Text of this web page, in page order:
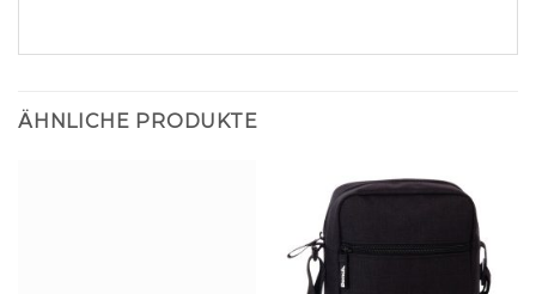
ÄHNLICHE PRODUKTE